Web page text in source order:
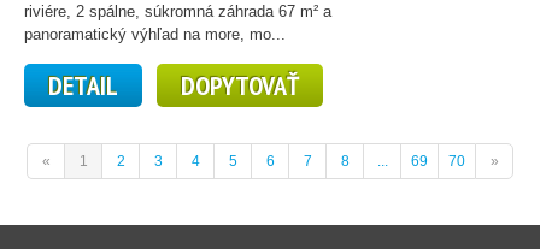
riviére, 2 spálne, súkromná záhrada 67 m² a
panoramatický výhľad na more, mo...
DETAIL DOPYTOVAŤ
« 1 2 3 4 5 6 7 8 69 70 »